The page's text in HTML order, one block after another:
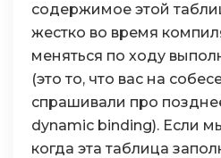
содержимое этой
жестко во время
меняться по ходу
(это то, что вас на
спрашивали про
dynamic binding). Если
когда эта таблица